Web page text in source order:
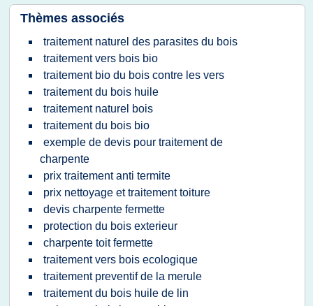
Thèmes associés
traitement naturel des parasites du bois
traitement vers bois bio
traitement bio du bois contre les vers
traitement du bois huile
traitement naturel bois
traitement du bois bio
exemple de devis pour traitement de
charpente
prix traitement anti termite
prix nettoyage et traitement toiture
devis charpente fermette
protection du bois exterieur
charpente toit fermette
traitement vers bois ecologique
traitement preventif de la merule
traitement du bois huile de lin